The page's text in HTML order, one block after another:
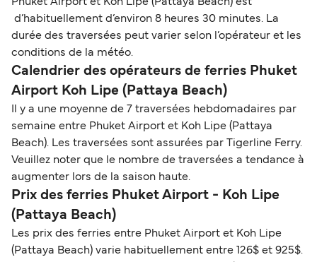
Phuket Airport et Koh Lipe (Pattaya Beach) est
d’habituellement d’environ 8 heures 30 minutes. La
durée des traversées peut varier selon l’opérateur et les
conditions de la météo.
Calendrier des opérateurs de ferries Phuket
Airport Koh Lipe (Pattaya Beach)
Il y a une moyenne de 7 traversées hebdomadaires par
semaine entre Phuket Airport et Koh Lipe (Pattaya
Beach). Les traversées sont assurées par Tigerline Ferry.
Veuillez noter que le nombre de traversées a tendance à
augmenter lors de la saison haute.
Prix des ferries Phuket Airport - Koh Lipe
(Pattaya Beach)
Les prix des ferries entre Phuket Airport et Koh Lipe
(Pattaya Beach) varie habituellement entre 126$ et 925$.